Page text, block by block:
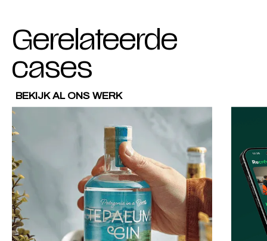
Gerelateerde
cases
BEKIJK AL ONS WERK